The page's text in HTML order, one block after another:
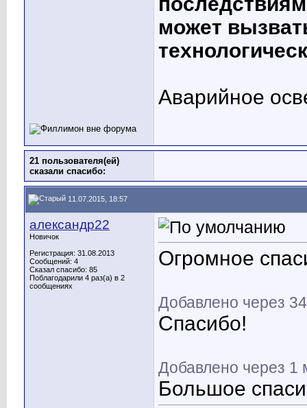
может
Аварийное
21 пользователя(ей)
сказали cпасибо:
11.07.2015, 18:57
александр22
Новичок
Регистрация: 31.08.2013
Сообщений: 4
Сказал спасибо: 85
Поблагодарили 4 раз(а) в 2
сообщениях
Огромное
Добавлено через
Спасибо!
Добавлено через 1
Большое